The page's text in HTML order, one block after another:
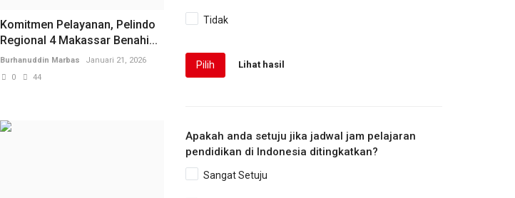
Komitmen Pelayanan, Pelindo
Regional 4 Makassar Benahi...
Burhanuddin Marbas
Januari 21, 2026
0
44
Tidak
Pilih Lihat hasil
Apakah anda setuju jika jadwal jam pelajaran
pendidikan di Indonesia ditingkatkan?
Sangat Setuju